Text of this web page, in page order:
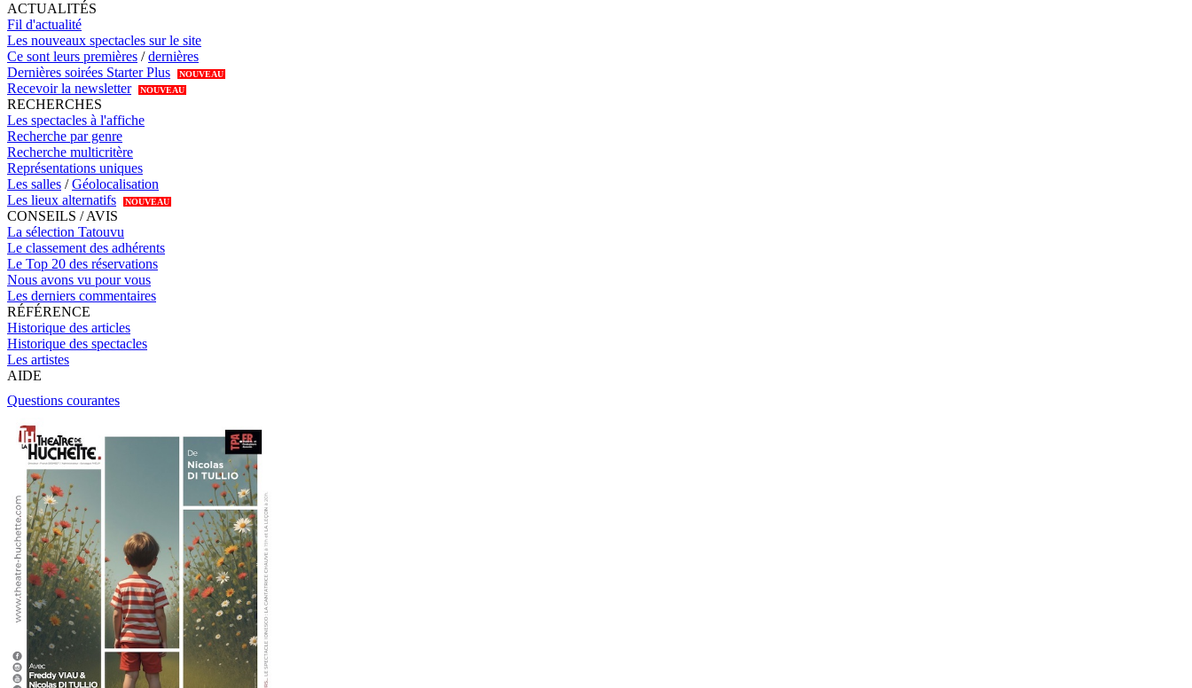
ACTUALITÉS
Fil d'actualité
Les nouveaux spectacles sur le site
Ce sont leurs premières /dernières
Dernières soirées Starter Plus
NOUVEAU
Recevoir la newsletter NOUVEAU
RECHERCHES
Les spectacles à l'affiche
Recherche par genre
Recherche multicritère
Représentations uniques
Les salles /Géolocalisation
Les lieux alternatifs
NOUVEAU
CONSEILS / AVIS
La sélection Tatouvu
Le classement des adhérents
Le Top 20 des réservations
Nous avons vu pour vous
Les derniers commentaires
RÉFÉRENCE
Historique des articles
Historique des spectacles
Les artistes
AIDE
Questions courantes